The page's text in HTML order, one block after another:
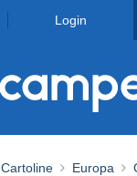
Login
Cartoline Europa